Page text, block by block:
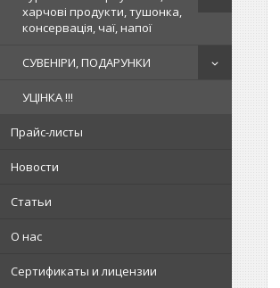
харчові продукти, тушонка,
консервація, чаї, напої
СУВЕНІРИ, ПОДАРУНКИ
УЦІНКА !!!
Прайс-листы
Новости
Статьи
О нас
Сертификаты и лицензии